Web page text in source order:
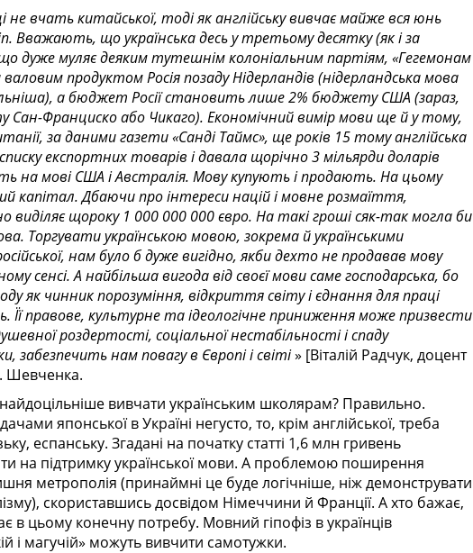
вчать китайської, тоді як англійську вивчає майже вся юнь
Вважають, що українська десь у третьому десятку (як і за
дуже муляє деяким тутешнім колоніальним партіям, «Гегемонам
продуктом Росія позаду Нідерландів (нідерландська мова
а бюджет Росії становить лише 2% бюджету США (зараз,
Франциско або Чикаго). Економічний вимір мови ще й у тому,
за даними газети «Санді Таймс», ще років 15 тому англійська
експортних товарів і давала щорічно 3 мільярди доларів
на мові США і Австралія. Мову купують і продають. На цьому
капітал. Дбаючи про інтереси націй і мовне розмаїття,
виділяє щороку 1 000 000 000 євро. На такі гроші сяк-так могла би
Торгувати українською мовою, зокрема й українськими
нам було б дуже вигідно, якби дехто не продавав мову
сенсі. А найбільша вигода від своєї мови саме господарська, бо
як чинник порозуміння, відкриття світу і єднання для праці
Її правове, культурне та ідеологічне приниження може призвести
роздертості, соціальної нестабільності і спаду
забезпечить нам повагу в Європі і світі» [Віталій Радчук, доцент
Шевченка.
найдоцільніше вивчати українським школярам? Правильно.
японської в Україні негусто, то, крім англійської, треба
еспанську. Згадані на початку статті 1,6 млн гривень
на підтримку української мови. А проблемою поши­рення
метрополія (принаймні це буде логічніше, ніж демонструвати
скориставшись досвідом Німеччини й Франції. А хто бажає,
в цьому конечну потребу. Мовний гіпофіз в українців
і магучій» можуть вивчити самотужки.